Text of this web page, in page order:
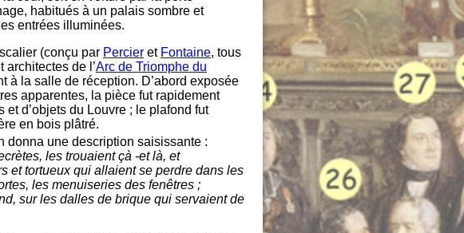
habitués à un palais sombre et
entrées illuminées.
(conçu par Percier et Fontaine, tous
de l’Arc de Triomphe du
à la salle de réception. D’abord exposée
apparentes, la pièce fut rapidement
d’objets du Louvre ; le plafond fut
en bois plâtré.
donna une description saisissante :
les trouaient çà -et là, et
et tortueux qui allaient se perdre dans les
les menuiseries des fenêtres ;
sur les dalles de brique qui servaient de